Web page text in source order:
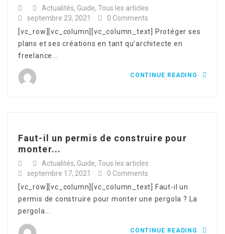
Actualités, Guide, Tous les articles
septembre 23, 2021
0 Comments
[vc_row][vc_column][vc_column_text] Protéger ses
plans et ses créations en tant qu’architecte en
freelance...
CONTINUE READING
Faut-il un permis de construire pour
monter...
Actualités, Guide, Tous les articles
septembre 17, 2021
0 Comments
[vc_row][vc_column][vc_column_text] Faut-il un
permis de construire pour monter une pergola ? La
pergola...
CONTINUE READING